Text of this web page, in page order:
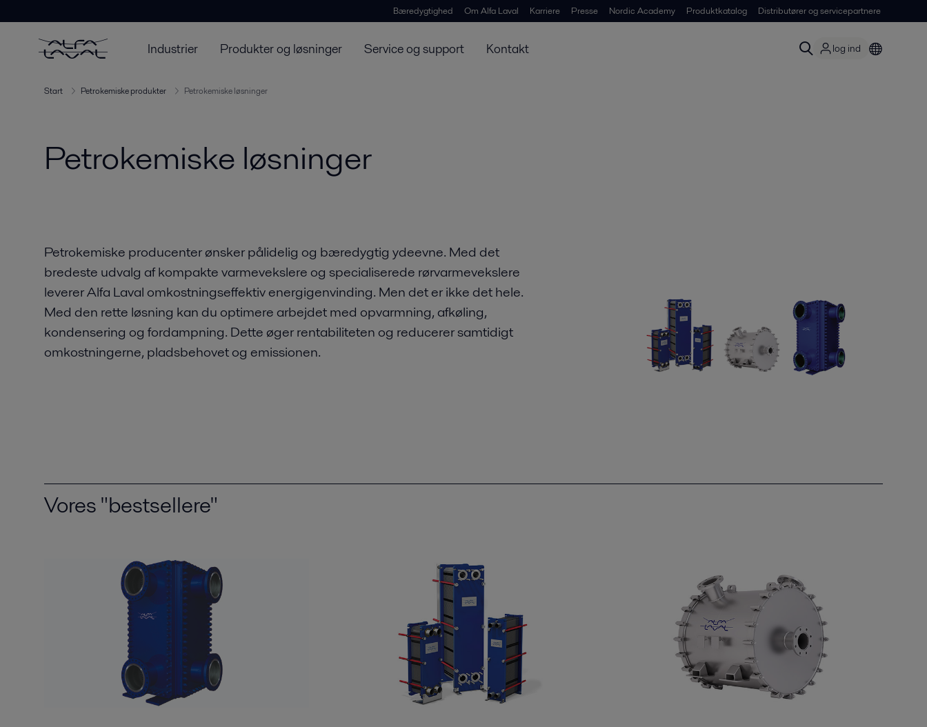
Bæredygtighed Om Alfa Laval Karriere Presse Nordic Academy Produktkatalog Distributører og servicepartnere
Industrier Produkter og løsninger Service og support Kontakt log ind
Start Petrokemiske produkter Petrokemiske løsninger
Petrokemiske løsninger
Petrokemiske producenter ønsker pålidelig og bæredygtig ydeevne. Med det
bredeste udvalg af kompakte varmevekslere og specialiserede rørvarmevekslere
leverer Alfa Laval omkostningseffektiv energigenvinding. Men det er ikke det hele.
Med den rette løsning kan du optimere arbejdet med opvarmning, afkøling,
kondensering og fordampning. Dette øger rentabiliteten og reducerer samtidigt
omkostningerne, pladsbehovet og emissionen.
Vores "bestsellere"